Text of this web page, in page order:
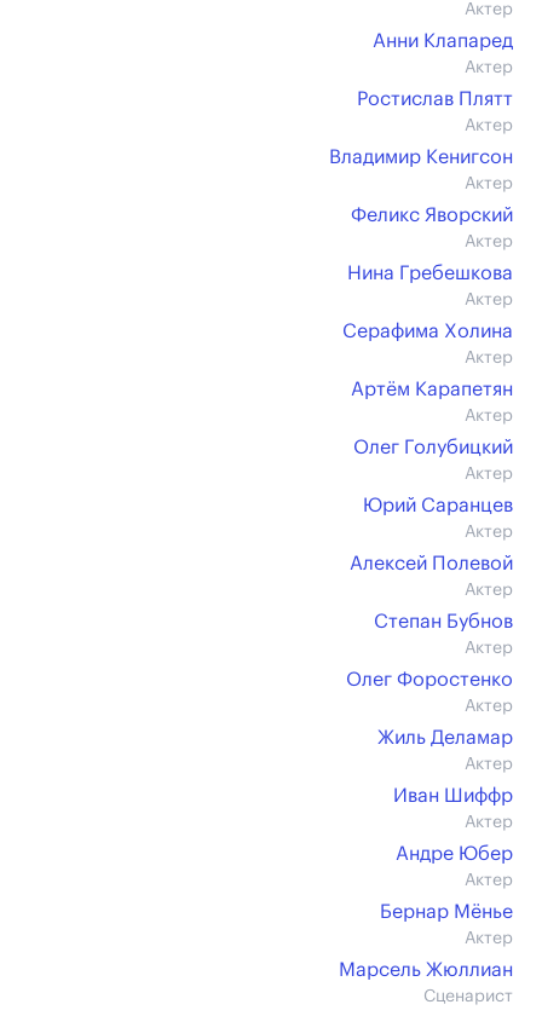
Актер
Анни Клапаред
Актер
Ростислав Плятт
Актер
Владимир Кенигсон
Актер
Феликс Яворский
Актер
Нина Гребешкова
Актер
Серафима Холина
Актер
Артём Карапетян
Актер
Олег Голубицкий
Актер
Юрий Саранцев
Актер
Алексей Полевой
Актер
Степан Бубнов
Актер
Олег Форостенко
Актер
Жиль Деламар
Актер
Иван Шиффр
Актер
Андре Юбер
Актер
Бернар Мёнье
Актер
Марсель Жюллиан
Сценарист